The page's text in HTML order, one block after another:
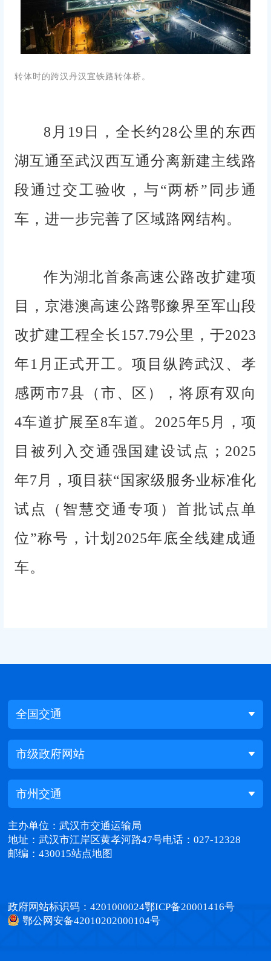
转体时的跨汉丹汉宜铁路转体桥。
8月19日，全长约28公里的东西
湖互通至武汉西互通分离新建主线路
段通过交工验收，与“两桥”同步通
车，进一步完善了区域路网结构。
作为湖北首条高速公路改扩建项
目，京港澳高速公路鄂豫界至军山段
改扩建工程全长157.79公里，于2023
年1月正式开工。项目纵跨武汉、孝
感两市7县（市、区），将原有双向
4车道扩展至8车道。2025年5月，项
目被列入交通强国建设试点；2025
年7月，项目获“国家级服务业标准化
试点（智慧交通专项）首批试点单
位”称号，计划2025年底全线建成通
车。
全国交通
市级政府网站
市州交通
主办单位：武汉市交通运输局
地址：武汉市江岸区黄孝河路47号电话：027-12328
邮编：430015站点地图
政府网站标识码：4201000024鄂ICP备20001416号
鄂公网安备42010202000104号